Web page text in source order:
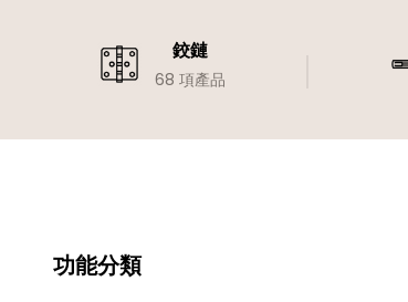
鉸鏈
68 項產品
功能分類